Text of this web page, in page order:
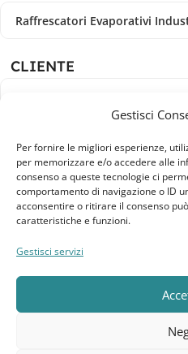
Gestisci
Per fornire le migliori esperienze,
per memorizzare e/o accedere alle
consenso a queste tecnologie ci
comportamento di navigazione o ID
acconsentire o ritirare il consenso
caratteristiche e funzioni.
Gestisci servizi
Raffrescatori Evaporativi
CLIENTE
Download
Indirizzi
Dettagli account
Lista dei desideri